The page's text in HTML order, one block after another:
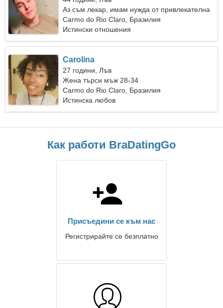
Аз съм лекар, имам нужда от привлекателна
жена
Carmo do Rio Claro, Бразилия
Истински отношения
Carolina
27 години, Лъв
Жена търси мъж 28-34
Carmo do Rio Claro, Бразилия
Истинска любов
Как работи BraDatingGo
Присъедини се към нас
Регистрирайте се безплатно